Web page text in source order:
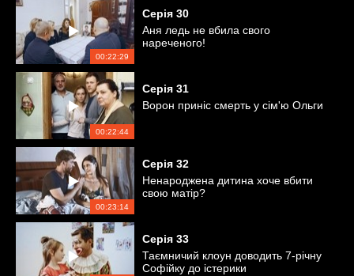
00:22:29
Серія 30
Аня ледь не вбила свого
нареченого!
00:22:44
Серія 31
Ворон приніс смерть у сім'ю Ольги
00:23:14
Серія 32
Ненароджена дитина хоче вбити
свою матір?
Серія 33
Таємничий клоун доводить 7-річну
Софійку до істерики